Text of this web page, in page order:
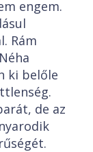
engem.
Rám
ki belőle
de az